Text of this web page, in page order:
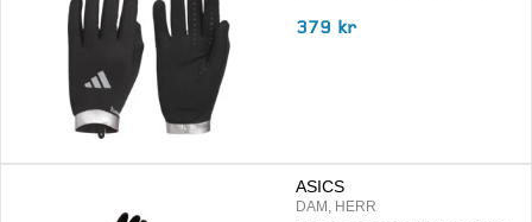
379 kr
ASICS
DAM, HERR